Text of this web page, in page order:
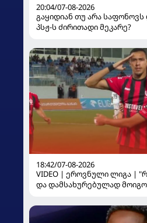
20:04/07-08-2026
გაყიდიან თუ არა საფონოვს
პსჟ-ს ძირითადი მეკარე?
18:42/07-08-2026
VIDEO | ეროვნული ლიგა |
და დამსახურებულად